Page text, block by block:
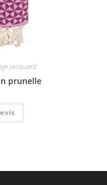
jacquard
prunelle